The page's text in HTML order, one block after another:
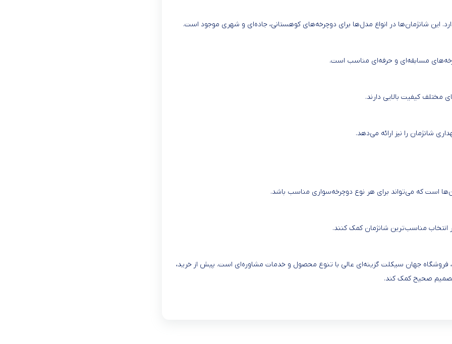
این شانژمان‌ها در انواع مدل‌ها برای دوچرخه‌های کوهستانی، جاده‌ای و شهری موجود است.
مسابقه‌ای و حرفه‌ای مناسب است.
کیفیت بالایی دارند.
شانژمان را نیز ارائه می‌دهد.
است که می‌تواند برای هر نوع دوچرخه‌سواری مناسب باشد.
انتخاب مناسب‌ترین شانژمان کمک کنند.
فروشگاه جهان سیکلت گزینه‌ای عالی با تنوع محصول و خدمات مشاوره‌ای است. پیش از خرید،
تصمیم صحیح کمک کند.